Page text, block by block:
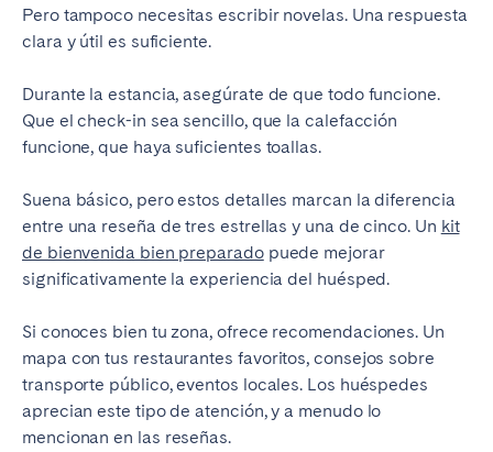
Pero tampoco necesitas escribir novelas. Una respuesta
clara y útil es suficiente.
Durante la estancia, asegúrate de que todo funcione.
Que el check-in sea sencillo, que la calefacción
funcione, que haya suficientes toallas.
Suena básico, pero estos detalles marcan la diferencia
entre una reseña de tres estrellas y una de cinco. Un kit
de bienvenida bien preparadopuede mejorar
significativamente la experiencia del huésped.
Si conoces bien tu zona, ofrece recomendaciones. Un
mapa con tus restaurantes favoritos, consejos sobre
transporte público, eventos locales. Los huéspedes
aprecian este tipo de atención, y a menudo lo
mencionan en las reseñas.